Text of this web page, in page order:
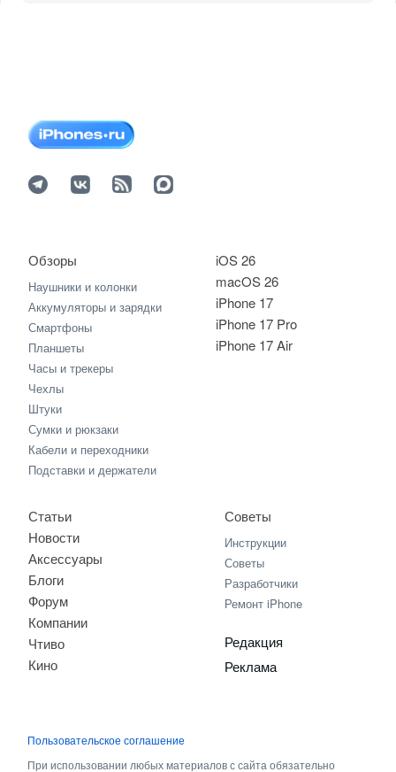
iOS 26
macOS 26
iPhone 17
iPhone 17 Pro
iPhone 17 Air
Обзоры
Наушники и колонки
Аккумуляторы и зарядки
Смартфоны
Планшеты
Часы и трекеры
Чехлы
Штуки
Сумки и рюкзаки
Кабели и переходники
Подставки и держатели
Статьи
Новости
Аксессуары
Блоги
Форум
Компании
Чтиво
Кино
Советы
Инструкции
Советы
Разработчики
Ремонт iPhone
Редакция
Реклама
Пользовательское соглашение
При использовании любых материалов с сайта обязательно